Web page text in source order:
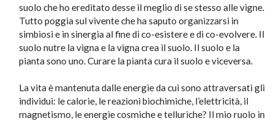
suolo che ho ereditato desse il meglio di se stesso alle vigne.
Tutto poggia sul vivente che ha saputo organizzarsi in
simbiosi e in sinergia al fine di co-esistere e di co-evolvere. Il
suolo nutre la vigna e la vigna crea il suolo. Il suolo e la
pianta sono uno. Curare la pianta cura il suolo e viceversa.
La vita è mantenuta dalle energie da cui sono attraversati gli
individui: le calorie, le reazioni biochimiche, l’elettricità, il
magnetismo, le energie cosmiche e telluriche? Il mio ruolo in